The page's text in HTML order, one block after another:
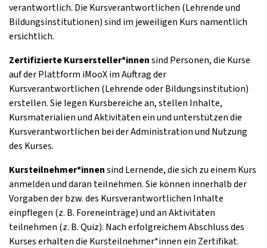
verantwortlich. Die Kursverantwortlichen (Lehrende und
Bildungsinstitutionen) sind im jeweiligen Kurs namentlich
ersichtlich.
Zertifizierte Kursersteller*innensind Personen, die Kurse
auf der Plattform iMooX im Auftrag der
Kursverantwortlichen (Lehrende oder Bildungsinstitution)
erstellen. Sie legen Kursbereiche an, stellen Inhalte,
Kursmaterialien und Aktivitäten ein und unterstützen die
Kursverantwortlichen bei der Administration und Nutzung
des Kurses.
Kursteilnehmer*innensind Lernende, die sich zu einem Kurs
anmelden und daran teilnehmen. Sie können innerhalb der
Vorgaben der bzw. des Kursverantwortlichen Inhalte
einpflegen (z. B. Foreneinträge) und an Aktivitäten
teilnehmen (z. B. Quiz). Nach erfolgreichem Abschluss des
Kurses erhalten die Kursteilnehmer*innen ein Zertifikat.